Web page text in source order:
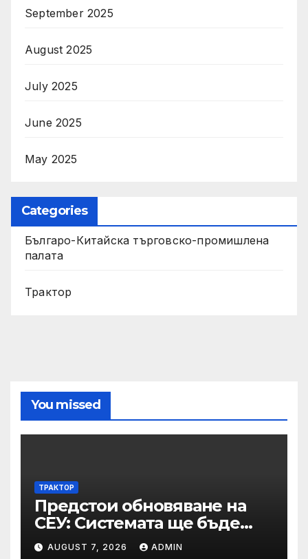
September 2025
August 2025
July 2025
June 2025
May 2025
Categories
Българо-Китайска търговско-промишлена
палата
Трактор
You missed
ТРАКТОР
Предстои обновяване на
СЕУ: Системата ще бъде
временно недостъпна на 10
AUGUST 7, 2026 ADMIN